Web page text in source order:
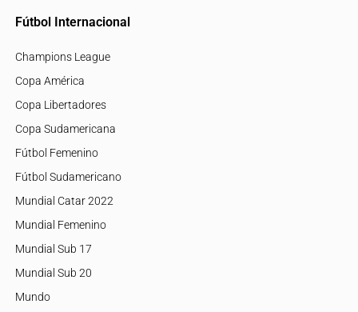
Fútbol Internacional
Champions League
Copa América
Copa Libertadores
Copa Sudamericana
Fútbol Femenino
Fútbol Sudamericano
Mundial Catar 2022
Mundial Femenino
Mundial Sub 17
Mundial Sub 20
Mundo